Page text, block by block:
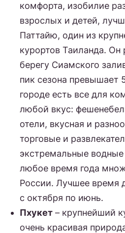
комфорта, изобилие
взрослых и детей,
Паттайю, один из
курортов Таиланда. Он
берегу Сиамского
пик сезона превышает
городе есть все для
любой вкус:
отели, вкусная и
торговые и
экстремальные водные
любое время года
России. Лучшее время
с октября по июнь.
Пхукет – крупнейший
очень красивая